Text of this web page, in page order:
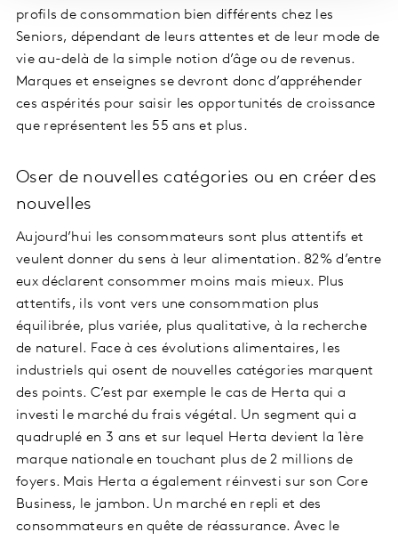
profils de consommation bien différents chez les
Seniors, dépendant de leurs attentes et de leur mode de
vie au-delà de la simple notion d’âge ou de revenus.
Marques et enseignes se devront donc d’appréhender
ces aspérités pour saisir les opportunités de croissance
que représentent les 55 ans et plus.
Oser de nouvelles catégories ou en créer des
nouvelles
Aujourd’hui les consommateurs sont plus attentifs et
veulent donner du sens à leur alimentation. 82% d’entre
eux déclarent consommer moins mais mieux. Plus
attentifs, ils vont vers une consommation plus
équilibrée, plus variée, plus qualitative, à la recherche
de naturel. Face à ces évolutions alimentaires, les
industriels qui osent de nouvelles catégories marquent
des points. C’est par exemple le cas de Herta qui a
investi le marché du frais végétal. Un segment qui a
quadruplé en 3 ans et sur lequel Herta devient la 1ère
marque nationale en touchant plus de 2 millions de
foyers. Mais Herta a également réinvesti sur son Core
Business, le jambon. Un marché en repli et des
consommateurs en quête de réassurance. Avec le